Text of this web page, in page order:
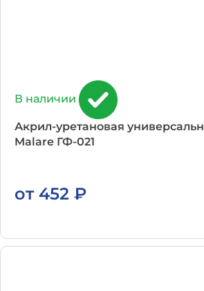
В наличии
Акрил-уретановая
Malare ГФ-021
от 452 ₽